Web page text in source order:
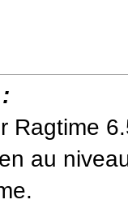
Ragtime
au